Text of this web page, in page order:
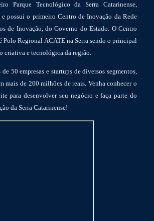
Parque Tecnológico da Serra Catarinense,
possui o primeiro Centro de Inovação da Rede
de Inovação, do Governo do Estado. O Centro
Polo Regional ACATE na Serra sendo o principal
criativa e tecnológica da região.
50 empresas e startups de diversos segmentos,
mais de 200 milhões de reais. Venha conhecer o
para desenvolver seu negócio e faça parte do
da Serra Catarinense!